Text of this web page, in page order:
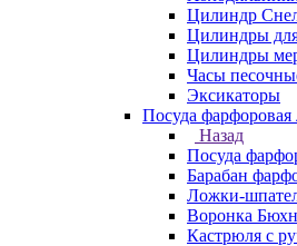
Цилиндр
Цилиндры
Цилиндры
Часы
Эксикаторы
Посуда фарфоровая
Назад
Посуда
Барабан
Ложки-
Воронка
Кастрюля с